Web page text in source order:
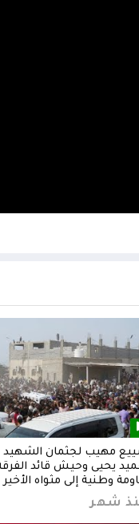
مهيب لجثمان الشهيد
يحيى وحيش قائد
وطنية إلى مثواه الأخير
شهر